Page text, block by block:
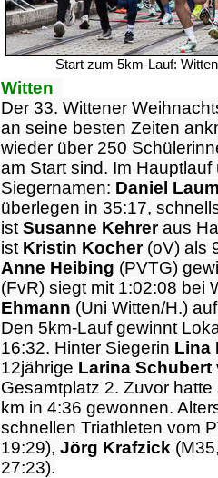
Start zum 5km-Lauf:
Witten
Der 33. Wittener
an seine besten Zeiten
wieder über 250
am Start sind. Im
Siegernamen: Daniel
überlegen in 35:17,
istSusanne Kehreraus
ist Kristin Kocher(oV) als
Anne Heibing (PVTG)
(FvR) siegt mit 1:02:08 bei
Ehmann (Uni Witten/H.)
Den 5km-Lauf gewinnt
16:32. Hinter Siegerin Lina
12jährige Larina Schubert
Gesamtplatz 2. Zuvor
km in 4:36 gewonnen.
schnellen Triathleten vom
19:29),Jörg Krafzick
27:23).